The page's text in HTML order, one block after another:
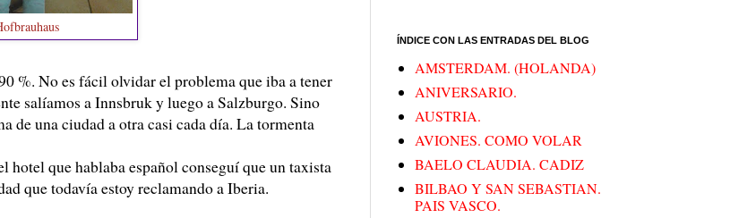
%. No es fácil olvidar el problema que iba a tener
salíamos a Innsbruk y luego a Salzburgo. Sino
de una ciudad a otra casi cada día. La tormenta
hotel que hablaba español conseguí que un taxista
que todavía estoy reclamando a Iberia.
ÍNDICE CON LAS ENTRADAS DEL BLOG
AMSTERDAM. (HOLANDA)
ANIVERSARIO.
AUSTRIA.
AVIONES. COMO VOLAR
BAELO CLAUDIA. CADIZ
BILBAO Y SAN SEBASTIAN.
PAIS VASCO.